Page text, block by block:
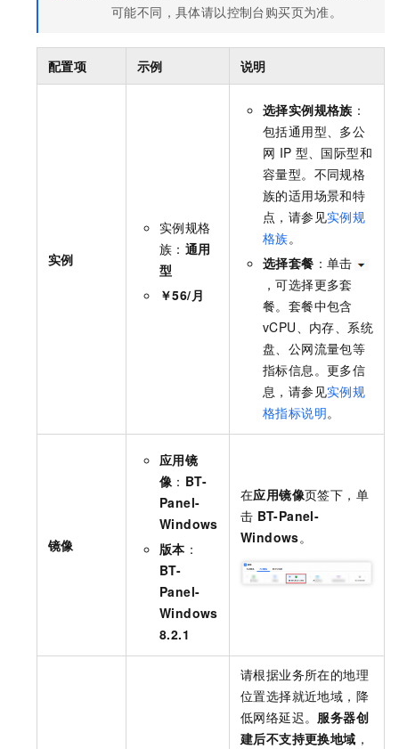
可能不同，具体请以控制台购买页为准。
配置项 示例 说明
实例
实例规格
族： 通用
型
￥56/月
选择实例规格族 ：
包括通用型、多公
网 IP 型、国际型和
容量型。不同规格
族的适用场景和特
点，请参见实例规
格族。
选择套餐 ：单击
，可选择更多套
餐。套餐中包含
vCPU、内存、系统
盘、公网流量包等
指标信息。更多信
息，请参见实例规
格指标说明。
镜像
应用镜
像 ： BT-
Panel-
Windows
版本 ：
BT-
Panel-
Windows
8.2.1
在应用镜像页签下，单
击 BT-Panel-
Windows。
请根据业务所在的地理
位置选择就近地域，降
低网络延迟。 服务器创
建后不支持更换地域 ，